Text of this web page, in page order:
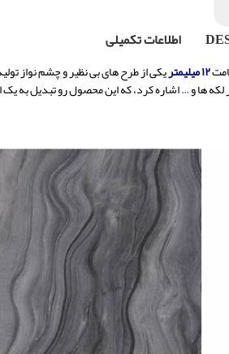
اطلاعات تکمیلی
۱۲ میلیمتر یکی از طرح های بی نظیر و چشم نواز
ها و … اشاره کرد، که این محصول رو تبدیل به